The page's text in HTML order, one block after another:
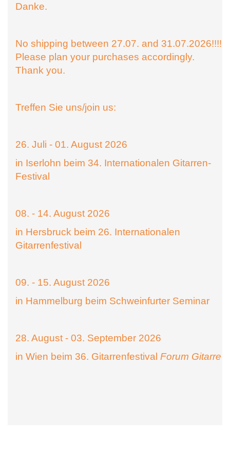
Danke.
No shipping between 27.07. and 31.07.2026!!!!
Please plan your purchases accordingly.
Thank you.
Treffen Sie uns/join us:
26. Juli - 01. August 2026
in Iserlohn beim 34. Internationalen Gitarren-
Festival
08. - 14. August 2026
in Hersbruck beim 26. Internationalen
Gitarrenfestival
09. - 15. August 2026
in Hammelburg beim Schweinfurter Seminar
28. August - 03. September 2026
in Wien beim 36. Gitarrenfestival Forum Gitarre